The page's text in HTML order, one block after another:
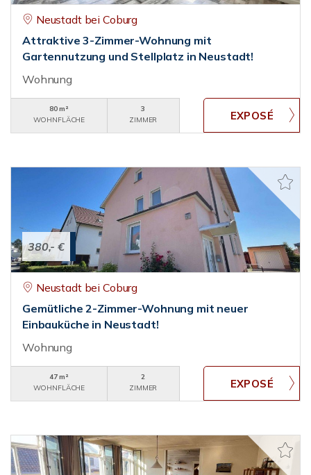
Neustadt bei Coburg
Attraktive 3-Zimmer-Wohnung mit
Gartennutzung und Stellplatz in Neustadt!
Wohnung
80 m²
WOHNFLÄCHE
3
ZIMMER
380,- €
Neustadt bei Coburg
Gemütliche 2-Zimmer-Wohnung mit neuer
Einbauküche in Neustadt!
Wohnung
47 m²
WOHNFLÄCHE
2
ZIMMER